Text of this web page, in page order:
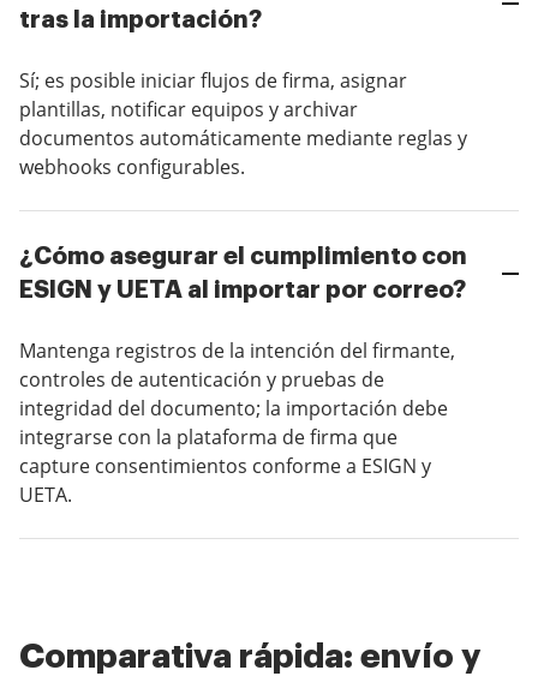
tras la importación?
Sí; es posible iniciar flujos de firma, asignar
plantillas, notificar equipos y archivar
documentos automáticamente mediante reglas y
webhooks configurables.
¿Cómo asegurar el cumplimiento con
ESIGN y UETA al importar por correo?
Mantenga registros de la intención del firmante,
controles de autenticación y pruebas de
integridad del documento; la importación debe
integrarse con la plataforma de firma que
capture consentimientos conforme a ESIGN y
UETA.
Comparativa rápida: envío y